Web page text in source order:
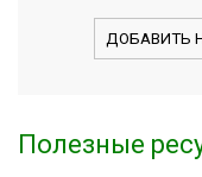
ДОБАВИТЬ
Полезные